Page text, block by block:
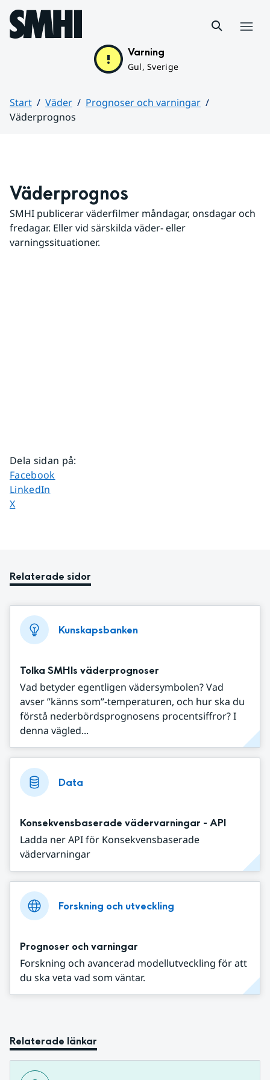
Hoppa till sidans innehåll
Varning
Gul, Sverige
Start Väder
Prognoser och varningar
Väderprognos
Väderprognos
SMHI publicerar väderfilmer måndagar, onsdagar och
fredagar. Eller vid särskilda väder- eller
varningssituationer.
Dela sidan på:
Dela sidan på
Facebook
Dela sidan på
LinkedIn
Dela sidan på
X
Relaterade sidor
Kunskapsbanken
Tolka SMHIs väderprognoser
Vad betyder egentligen vädersymbolen? Vad
avser ”känns som”-temperaturen, och hur ska du
förstå nederbördsprognosens procentsiffror? I
denna vägled...
Data
Konsekvensbaserade vädervarningar - API
Ladda ner API för Konsekvensbaserade
vädervarningar
Forskning och utveckling
Prognoser och varningar
Forskning och avancerad modellutveckling för att
du ska veta vad som väntar.
Relaterade länkar